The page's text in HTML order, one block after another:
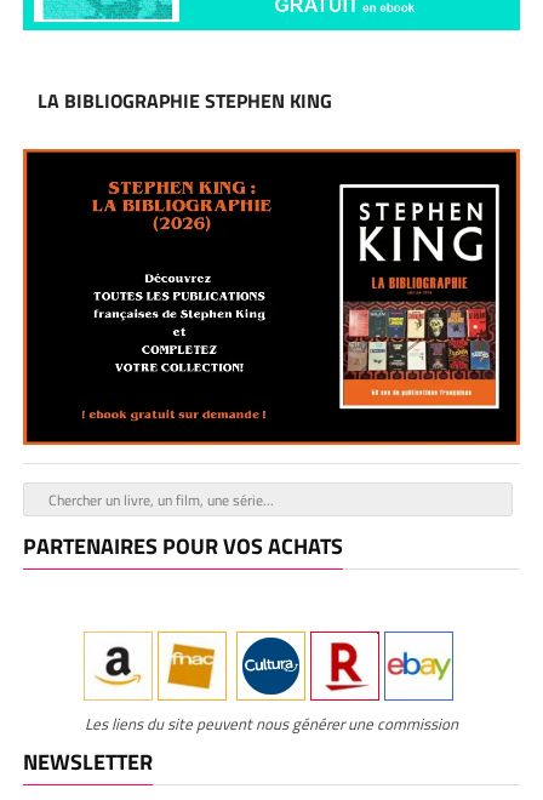
LA BIBLIOGRAPHIE STEPHEN KING
PARTENAIRES POUR VOS ACHATS
Les liens du site peuvent nous générer une commission
NEWSLETTER